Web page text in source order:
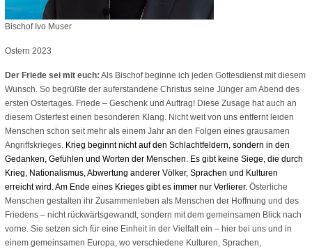
Bischof Ivo Muser
Ostern 2023
Der Friede sei mit euch: Als Bischof beginne ich jeden Gottesdienst mit diesem
Wunsch. So begrüßte der auferstandene Christus seine Jünger am Abend des
ersten Ostertages. Friede – Geschenk und Auftrag! Diese Zusage hat auch an
diesem Osterfest einen besonderen Klang. Nicht weit von uns entfernt leiden
Menschen schon seit mehr als einem Jahr an den Folgen eines grausamen
Angriffskrieges. Krieg beginnt nicht auf den Schlachtfeldern, sondern in den
Gedanken, Gefühlen und Worten der Menschen. Es gibt keine Siege, die durch
Krieg, Nationalismus, Abwertung anderer Völker, Sprachen und Kulturen
erreicht wird. Am Ende eines Krieges gibt es immer nur Verlierer. Österliche
Menschen gestalten ihr Zusammenleben als Menschen der Hoffnung und des
Friedens – nicht rückwärtsgewandt, sondern mit dem gemeinsamen Blick nach
vorne. Sie setzen sich für eine Einheit in der Vielfalt ein – hier bei uns und in
einem gemeinsamen Europa, wo verschiedene Kulturen, Sprachen,